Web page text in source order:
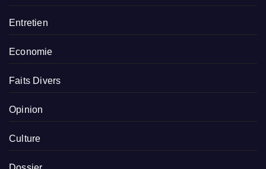
Entretien
Economie
Faits Divers
Opinion
Culture